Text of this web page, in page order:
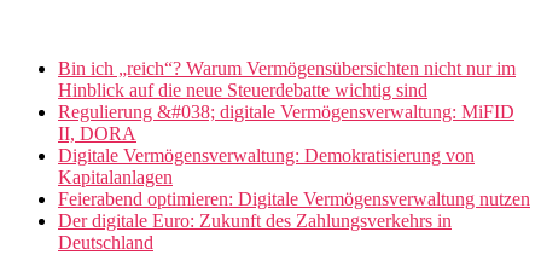
Bin ich „reich“? Warum Vermögensübersichten nicht nur im
Hinblick auf die neue Steuerdebatte wichtig sind
Regulierung &#038; digitale Vermögensverwaltung: MiFID
II, DORA
Digitale Vermögensverwaltung: Demokratisierung von
Kapitalanlagen
Feierabend optimieren: Digitale Vermögensverwaltung nutzen
Der digitale Euro: Zukunft des Zahlungsverkehrs in
Deutschland